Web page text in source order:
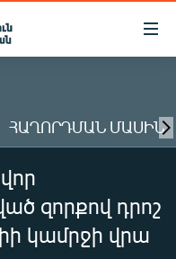
ՀԱՂՈՐԴՄԱՆ ՄԱՍԻՆ
զորքով դրոշ
կամրջի վրա